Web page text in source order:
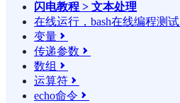
闪电教程 > 文本处理
在线运行，bash在线编程测试
变量 
传递参数 
数组 
运算符 
echo命令 